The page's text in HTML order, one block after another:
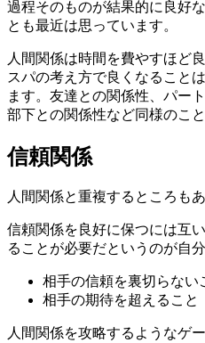
過程そのものが結果的に良好
とも最近は思っています。
人間関係は時間を費やすほど
スパの考え方で良くなること
ます。友達との関係性、パー
部下との関係性など同様のこ
信頼関係
人間関係と重複するところも
信頼関係を良好に保つには互
ることが必要だというのが自
相手の信頼を裏切らない
相手の期待を超えること
人間関係を攻略するようなゲ